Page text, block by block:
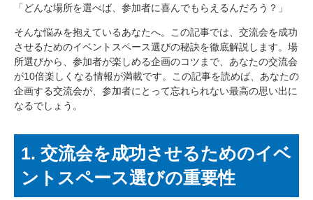
「どんな場所を選べば、参加者に喜んでもらえるんだろう？」
そんな悩みを抱えているあなたへ。この記事では、交流会を成功
させるためのイベントスペース選びの秘訣を徹底解説します。場
所選びから、参加者が楽しめる企画のコツまで、あなたの交流会
が10倍楽しくなる情報が満載です。この記事を読めば、あなたの
企画する交流会が、参加者にとって忘れられない最高の思い出に
なるでしょう。
1. 交流会を成功させるためのイベ
ントスペース選びの重要性